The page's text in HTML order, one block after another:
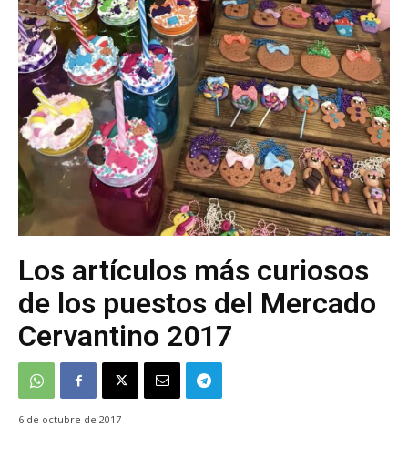
Los artículos más curiosos
de los puestos del Mercado
Cervantino 2017
6 de octubre de 2017